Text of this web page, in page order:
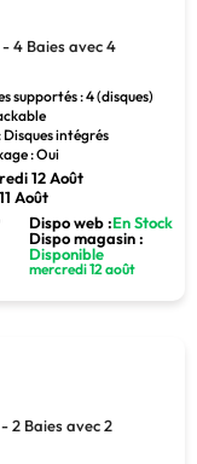
- 4 Baies avec 4
supportés : 4 (disques)
Disques intégrés
: Oui
12 Août
Août
Dispo web :En Stock
Dispo magasin :
Disponible
mercredi 12 août
2 Baies avec 2